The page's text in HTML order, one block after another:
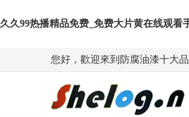
久久99热播精品免费_免费大片黄在线观看
您好，歡迎來到 防腐油漆十大